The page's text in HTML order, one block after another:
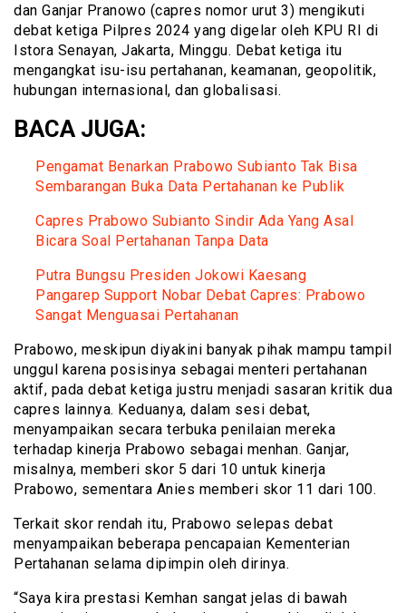
dan Ganjar Pranowo (capres nomor urut 3) mengikuti
debat ketiga Pilpres 2024 yang digelar oleh KPU RI di
Istora Senayan, Jakarta, Minggu. Debat ketiga itu
mengangkat isu-isu pertahanan, keamanan, geopolitik,
hubungan internasional, dan globalisasi.
BACA JUGA:
Pengamat Benarkan Prabowo Subianto Tak Bisa
Sembarangan Buka Data Pertahanan ke Publik
Capres Prabowo Subianto Sindir Ada Yang Asal
Bicara Soal Pertahanan Tanpa Data
Putra Bungsu Presiden Jokowi Kaesang
Pangarep Support Nobar Debat Capres: Prabowo
Sangat Menguasai Pertahanan
Prabowo, meskipun diyakini banyak pihak mampu tampil
unggul karena posisinya sebagai menteri pertahanan
aktif, pada debat ketiga justru menjadi sasaran kritik dua
capres lainnya. Keduanya, dalam sesi debat,
menyampaikan secara terbuka penilaian mereka
terhadap kinerja Prabowo sebagai menhan. Ganjar,
misalnya, memberi skor 5 dari 10 untuk kinerja
Prabowo, sementara Anies memberi skor 11 dari 100.
Terkait skor rendah itu, Prabowo selepas debat
menyampaikan beberapa pencapaian Kementerian
Pertahanan selama dipimpin oleh dirinya.
“Saya kira prestasi Kemhan sangat jelas di bawah